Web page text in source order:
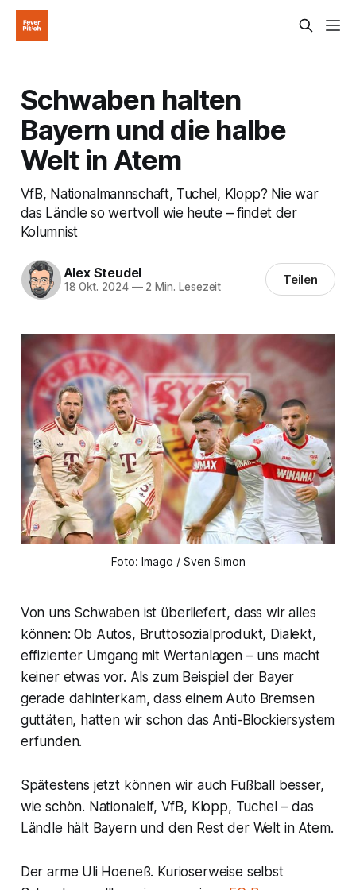
Schwaben halten
Bayern und die halbe
Welt in Atem
VfB, Nationalmannschaft, Tuchel, Klopp? Nie war
das Ländle so wertvoll wie heute – findet der
Kolumnist
Alex Steudel
18 Okt. 2024 —2 Min. Lesezeit Teilen
Foto: Imago / Sven Simon
Von uns Schwaben ist überliefert, dass wir alles
können: Ob Autos, Bruttosozialprodukt, Dialekt,
effizienter Umgang mit Wertanlagen – uns macht
keiner etwas vor. Als zum Beispiel der Bayer
gerade dahinterkam, dass einem Auto Bremsen
guttäten, hatten wir schon das Anti-Blockiersystem
erfunden.
Spätestens jetzt können wir auch Fußball besser,
wie schön. Nationalelf, VfB, Klopp, Tuchel – das
Ländle hält Bayern und den Rest der Welt in Atem.
Der arme Uli Hoeneß. Kurioserweise selbst